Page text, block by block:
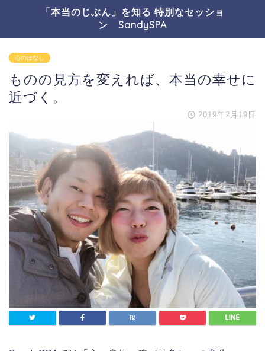
「本当のじぶん」を知る 特別なセッショ
ン SandySPA
心のはなし
ものの見方を変えれば、本当の幸せに
近づく。
2019年2月19日